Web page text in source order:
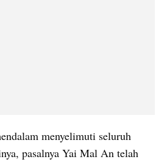
menyelimuti seluruh
pasalnya Yai Mal An telah